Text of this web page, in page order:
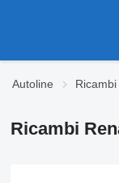
Autoline Ricambi
Ricambi